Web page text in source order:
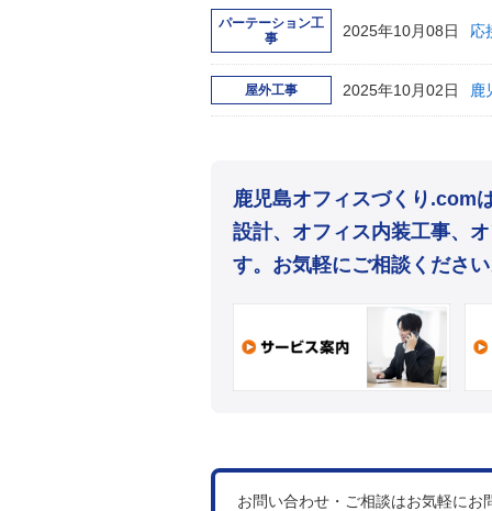
パーテーション工
事
2025年10月08日 応
屋外工事 2025年10月02日 鹿
鹿児島オフィスづくり.com
設計、オフィス内装工事、
す。お気軽にご相談くださ
お問い合わせ・ご相談はお気軽にお